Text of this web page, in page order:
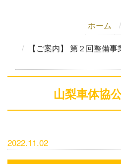
ホーム
【ご案内】 第２回整備
山梨車体協
2022.11.02